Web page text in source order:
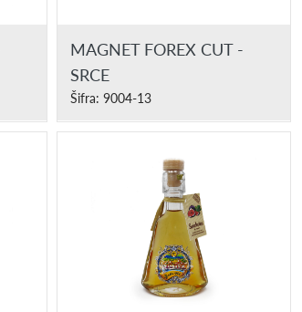
MAGNET FOREX CUT -
SRCE
Šifra: 9004-13